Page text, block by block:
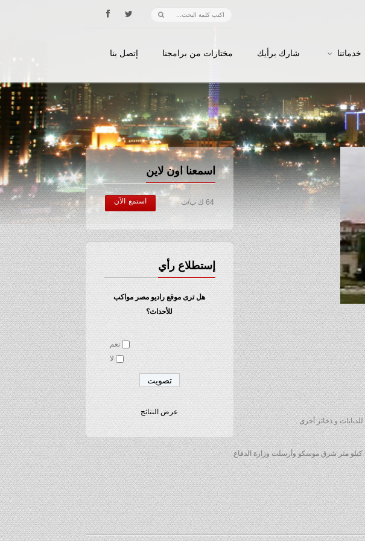
خدماتنا شارك برأيك مختارات من برامجنا إتصل بنا
اسمعنا اون لاين
64 ك ب/ث استمع الآن
إستطلاع رأي
هل ترى موقع راديو مصر مواكب
للأحداث؟
نعم
لا
عرض النتائج
وأضافت الوزارة إن حالة أربعة مصابين خطيرة ومن بينهم أفراد عسكريون ومدنيون بالقاعدة العسكرية الواقعة على بعد 5000 كيلو متر شرق موسكو وأرسلت وزارة الدفاع